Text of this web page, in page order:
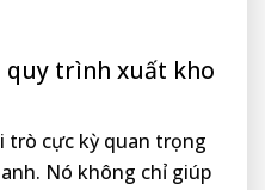
quy trình xuất kho
trò cực kỳ quan trọng
Nó không chỉ giúp